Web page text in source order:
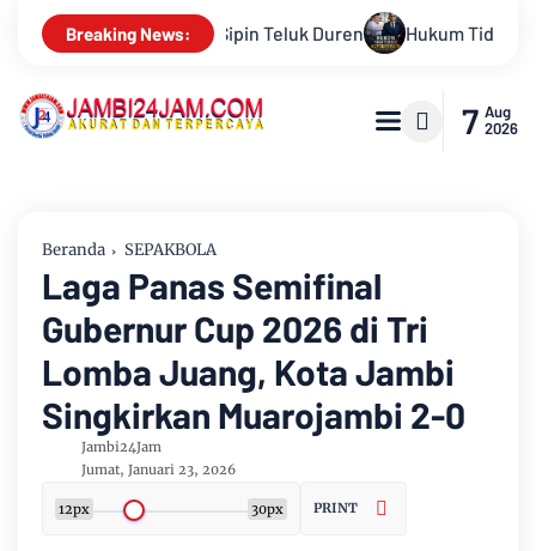
Breaking News:
Hukum Tidak Tunduk pada Persepsi: Kritik Terhadap
7 Aug
2026
Beranda SEPAKBOLA
Laga Panas Semifinal
Gubernur Cup 2026 di Tri
Lomba Juang, Kota Jambi
Singkirkan Muarojambi 2-0
Jambi24Jam
Jumat, Januari 23, 2026
12px 30px PRINT